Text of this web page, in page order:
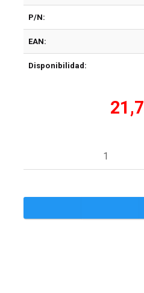
P/N:
EAN:
Disponibilidad: